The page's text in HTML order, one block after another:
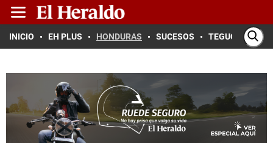
INICIO EH PLUS HONDURAS SUCESOS TEGUCIGALPA